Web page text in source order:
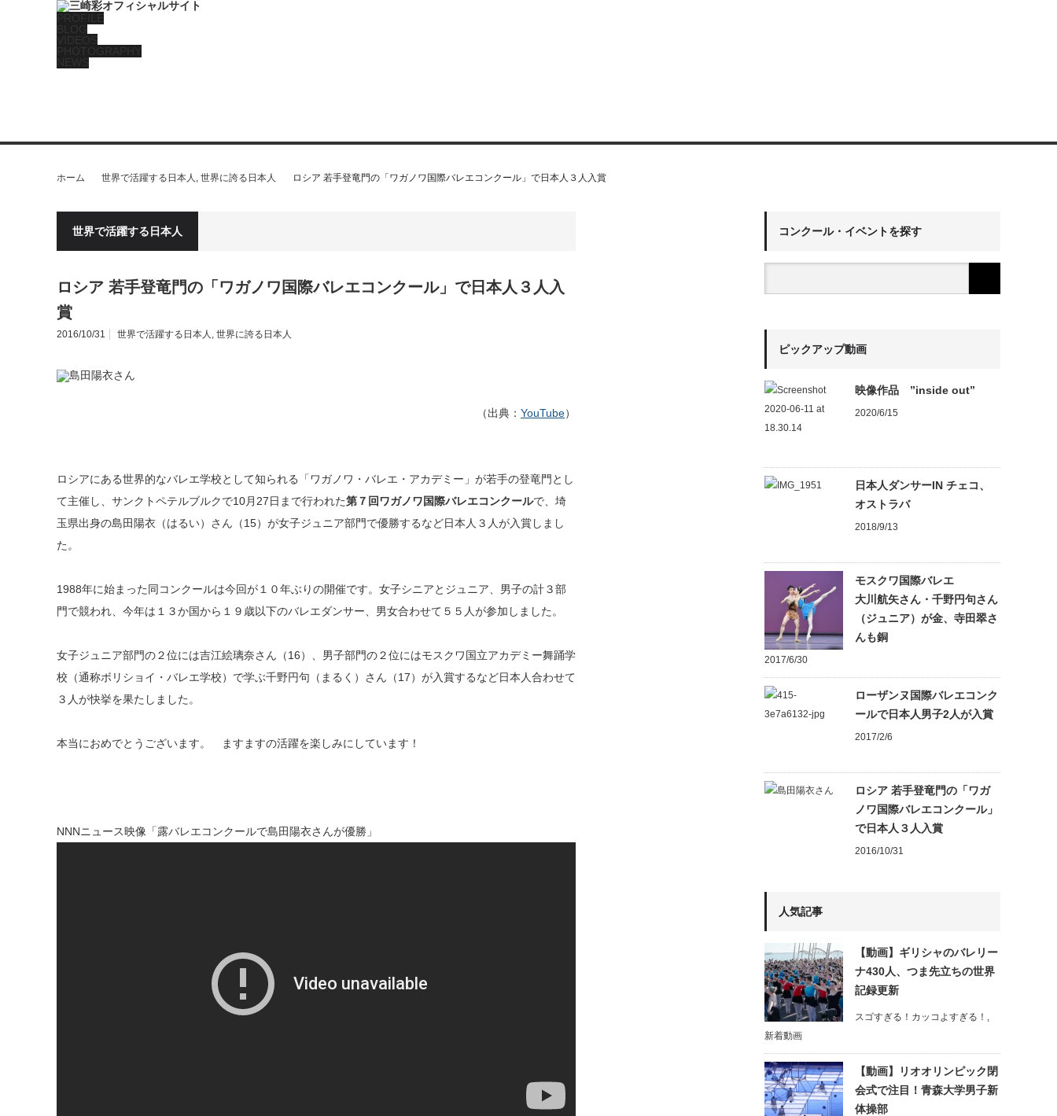
ホーム 世界で活躍する日本人 , 世界に誇る日本人 ロシア 若手登竜門の「ワガノワ国際バレエコンクール」で日本人３人入賞
世界で活躍する日本人
ロシア 若手登竜門の「ワガノワ国際バレエコンクール」で日本人３人入
賞
2016/10/31 世界で活躍する日本人 , 世界に誇る日本人
（出典： YouTube）
ロシアにある世界的なバレエ学校として知られる「ワガノワ・バレエ・アカデミー」が若手の登竜門とし
て主催し、サンクトペテルブルクで10月27日まで行われた第７回ワガノワ国際バレエコンクールで、埼
玉県出身の島田陽衣（はるい）さん（15）が女子ジュニア部門で優勝するなど日本人３人が入賞しまし
た。
1988年に始まった同コンクールは今回が１０年ぶりの開催です。女子シニアとジュニア、男子の計３部
門で競われ、今年は１３か国から１９歳以下のバレエダンサー、男女合わせて５５人が参加しました。
女子ジュニア部門の２位には吉江絵璃奈さん（16）、男子部門の２位にはモスクワ国立アカデミー舞踊学
校（通称ボリショイ・バレエ学校）で学ぶ千野円句（まるく）さん（17）が入賞するなど日本人合わせて
３人が快挙を果たしました。
本当におめでとうございます。 ますますの活躍を楽しみにしています！
NNNニュース映像「露バレエコンクールで島田陽衣さんが優勝」
コンクール・イベントを探す
ピックアップ動画
映像作品 ”inside out”
2020/6/15
日本人ダンサーIN チェコ、
オストラバ
2018/9/13
モスクワ国際バレエ
大川航矢さん・千野円句さん
（ジュニア）が金、寺田翠さ
んも銅
2017/6/30
ローザンヌ国際バレエコンク
ールで日本人男子2人が入賞
2017/2/6
ロシア 若手登竜門の「ワガ
ノワ国際バレエコンクール」
で日本人３人入賞
2016/10/31
人気記事
【動画】ギリシャのバレリー
ナ430人、つま先立ちの世界
記録更新
スゴすぎる！カッコよすぎる！ ,
新着動画
【動画】リオオリンピック閉
会式で注目！青森大学男子新
体操部